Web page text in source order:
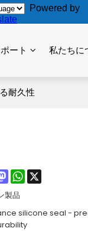
Powered by
ート 私たちに
耐久性
MastodonWhatsApp
製品
silicone seal -